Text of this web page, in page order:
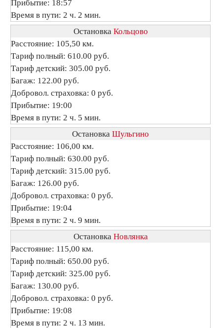
Прибытие: 18:57
Время в пути: 2 ч. 2 мин.
Остановка Кольцово
Расстояние: 105,50 км.
Тариф полный: 610.00 руб.
Тариф детский: 305.00 руб.
Багаж: 122.00 руб.
Добровол. страховка: 0 руб.
Прибытие: 19:00
Время в пути: 2 ч. 5 мин.
Остановка Шульгино
Расстояние: 106,00 км.
Тариф полный: 630.00 руб.
Тариф детский: 315.00 руб.
Багаж: 126.00 руб.
Добровол. страховка: 0 руб.
Прибытие: 19:04
Время в пути: 2 ч. 9 мин.
Остановка Новлянка
Расстояние: 115,00 км.
Тариф полный: 650.00 руб.
Тариф детский: 325.00 руб.
Багаж: 130.00 руб.
Добровол. страховка: 0 руб.
Прибытие: 19:08
Время в пути: 2 ч. 13 мин.